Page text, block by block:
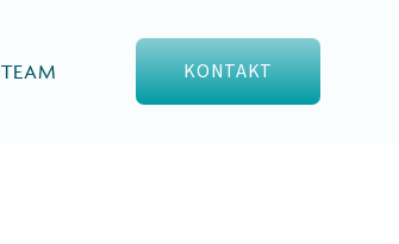
TEAM KONTAKT